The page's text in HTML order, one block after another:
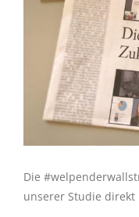
Die
unserer Studie direkt